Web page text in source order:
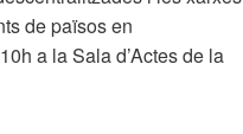
de països en
a la Sala d’Actes de la